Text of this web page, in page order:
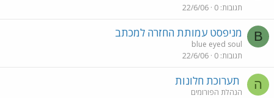
תגובות 0
22/6/06
B מניפסט עמותת החזרה למכתב
blue eyed soul
תגובות 0
22/6/06
ה תערוכת חלונות
הנהלת הפורומים